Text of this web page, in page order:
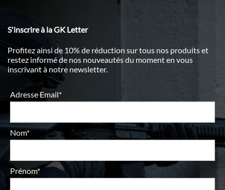
S'inscrire à la GK Letter
Profitez ainsi de 10% de réduction sur tous nos produits et
restez informé de nos nouveautés du moment en vous
inscrivant à notre newsletter.
Adresse Email*
Nom*
Prénom*